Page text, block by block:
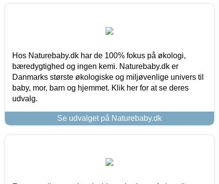
Hos Naturebaby.dk har de 100% fokus på økologi,
bæredygtighed og ingen kemi. Naturebaby.dk er
Danmarks største økologiske og miljøvenlige univers til
baby, mor, barn og hjemmet. Klik her for at se deres
udvalg.
Se udvalget på Naturebaby.dk